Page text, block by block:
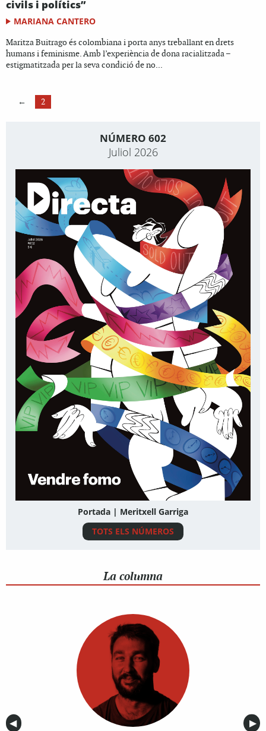
civils i polítics”
MARIANA CANTERO
Maritza Buitrago és colombiana i porta anys treballant en drets
humans i feminisme. Amb l’experiència de dona racialitzada –
estigmatitzada per la seva condició de no...
← 2
NÚMERO 602
Juliol 2026
Portada | Meritxell Garriga
TOTS ELS NÚMEROS
La columna
Anterior
◀︎ ▶︎